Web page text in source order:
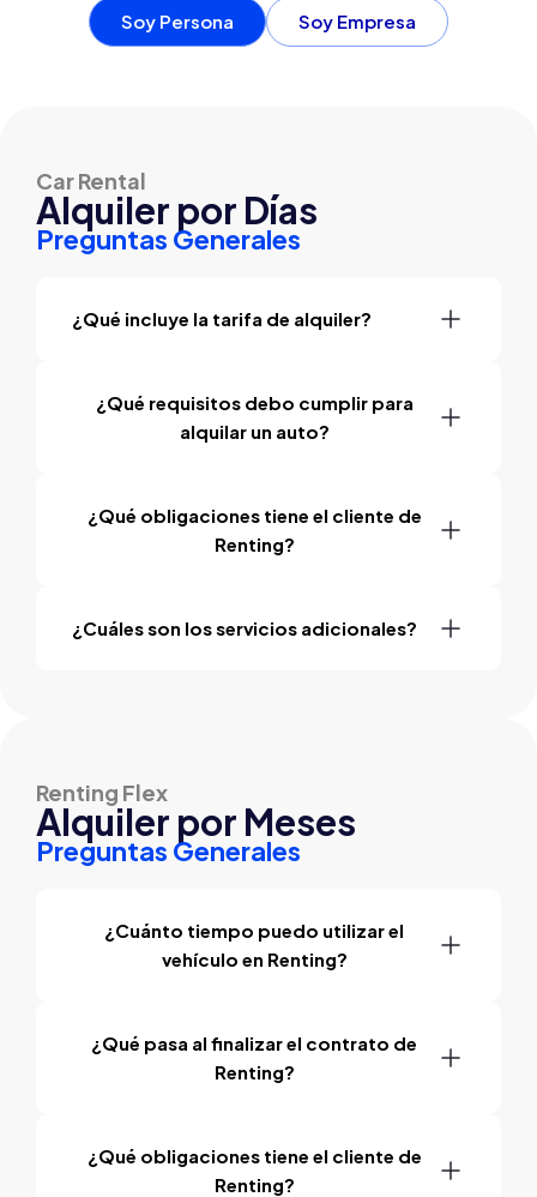
Soy Persona Soy Empresa
Car Rental
Alquiler por Días
Preguntas Generales
¿Qué incluye la tarifa de alquiler?
¿Qué requisitos debo cumplir para
alquilar un auto?
¿Qué obligaciones tiene el cliente de
Renting?
¿Cuáles son los servicios adicionales?
Renting Flex
Alquiler por Meses
Preguntas Generales
¿Cuánto tiempo puedo utilizar el
vehículo en Renting?
¿Qué pasa al finalizar el contrato de
Renting?
¿Qué obligaciones tiene el cliente de
Renting?